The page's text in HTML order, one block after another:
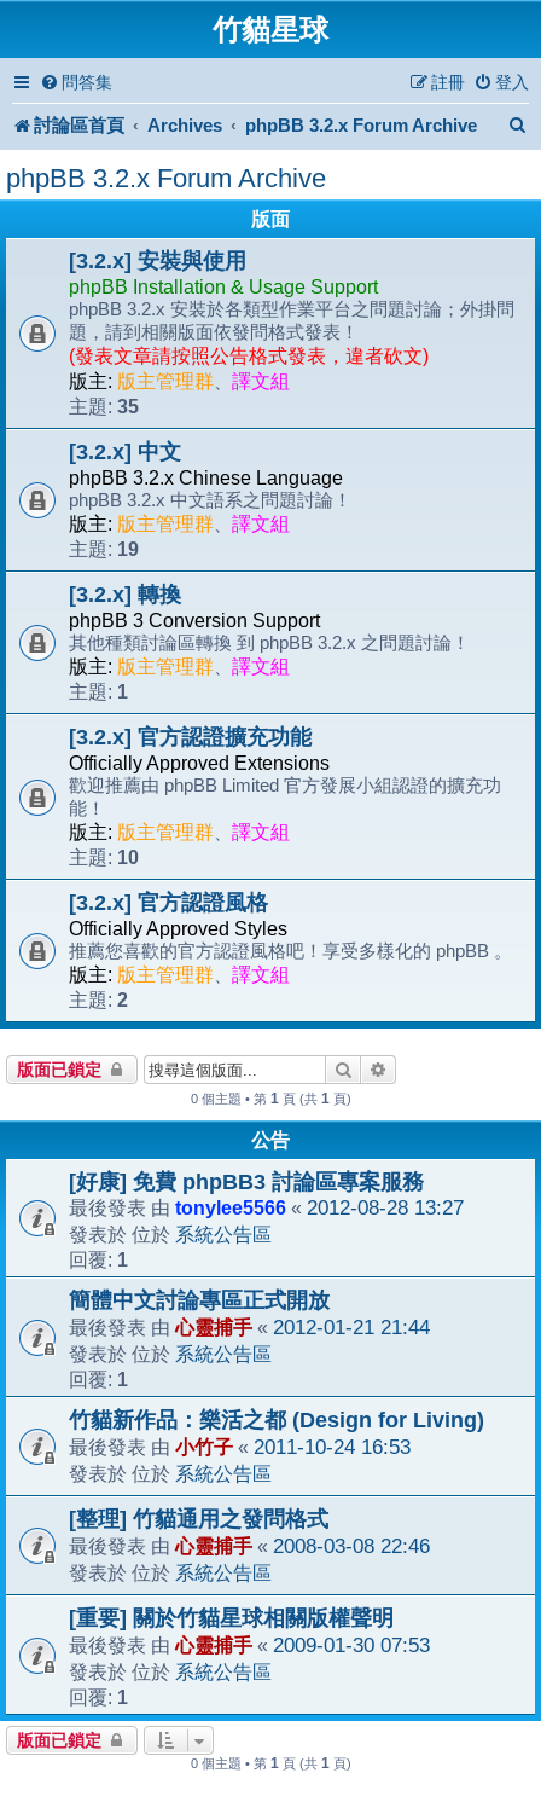
竹貓星球
問答集 登入
註冊
討論區首頁 Archives phpBB 3.2.x Forum Archive
phpBB 3.2.x Forum Archive
版面
[3.2.x] 安裝與使用
phpBB Installation & Usage Support
phpBB 3.2.x 安裝於各類型作業平台之問題討論；外掛問
題，請到相關版面依發問格式發表！
(發表文章請按照公告格式發表，違者砍文)
版主: 版主管理群
譯文組
主題: 35
[3.2.x] 中文
phpBB 3.2.x Chinese Language
phpBB 3.2.x 中文語系之問題討論！
版主: 版主管理群
譯文組
主題: 19
[3.2.x] 轉換
phpBB 3 Conversion Support
其他種類討論區轉換 到 phpBB 3.2.x 之問題討論！
版主: 版主管理群
譯文組
主題: 1
[3.2.x] 官方認證擴充功能
Officially Approved Extensions
歡迎推薦由 phpBB Limited 官方發展小組認證的擴充功
能！
版主: 版主管理群
譯文組
主題: 10
[3.2.x] 官方認證風格
Officially Approved Styles
推薦您喜歡的官方認證風格吧！享受多樣化的 phpBB 。
版主: 版主管理群
譯文組
主題: 2
版面已鎖定 搜尋
0 個主題 • 第 1 頁 (共 1 頁)
公告
[好康] 免費 phpBB3 討論區專案服務
最後發表 由 tonylee5566 « 2012-08-28 13:27
發表於 位於 系統公告區
回覆: 1
簡體中文討論專區正式開放
最後發表 由心靈捕手 « 2012-01-21 21:44
發表於 位於 系統公告區
回覆: 1
竹貓新作品：樂活之都 (Design for Living)
最後發表 由 小竹子 « 2011-10-24 16:53
發表於 位於 系統公告區
[整理] 竹貓通用之發問格式
最後發表 由心靈捕手 « 2008-03-08 22:46
發表於 位於 系統公告區
[重要] 關於竹貓星球相關版權聲明
最後發表 由心靈捕手 « 2009-01-30 07:53
發表於 位於 系統公告區
回覆: 1
版面已鎖定
0 個主題 • 第 1 頁 (共 1 頁)